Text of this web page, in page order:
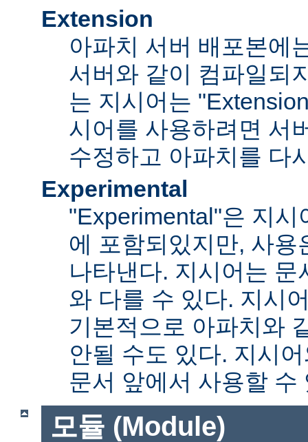
Extension
아파치 서버 배포본에
서버와 같이 컴파일되
는 지시어는
시어를 사용하려면 서
수정하고 아파치를 다
Experimental
"Experimental"은 지시
에 포함되있지만, 사용
나타낸다. 지시어는
와 다를 수 있다. 지시
기본적으로 아파치와
안될 수도 있다. 지시
문서 앞에서 사용할 수
모듈 (Module)